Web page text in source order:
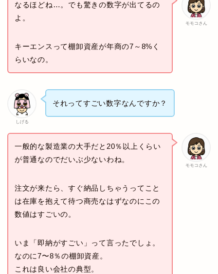
モモコさん
なるほどね…。でも驚きの数字が出てるの
よ。
キーエンスって棚卸資産が年商の7～8%く
らいなの。
しげる
それってすごい数字なんですか？
モモコさん
一般的な製造業の大手だと20％以上くらい
が普通なのでだいぶ少ないわね。
注文が来たら、すぐ納品しちゃうってこと
は在庫を抱えて待つ商売なはずなのにこの
数値はすごいの。
いま「即納がすごい」って言ったでしょ。
なのに7〜8％の棚卸資産。
これは良い会社の典型。